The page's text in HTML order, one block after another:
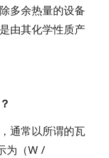
多余热量的设备
由其化学性质产
通常以所谓的瓦
为（W /